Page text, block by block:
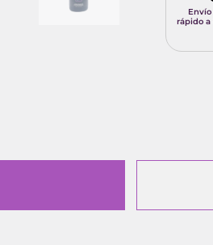
rápido a